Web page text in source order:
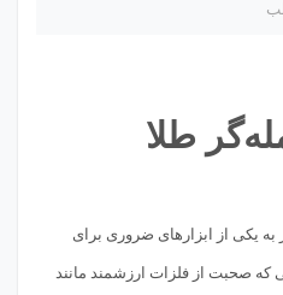
طلا
به یکی از ابزارهای ضروری برای
که صحبت از فلزات ارزشمند مانند